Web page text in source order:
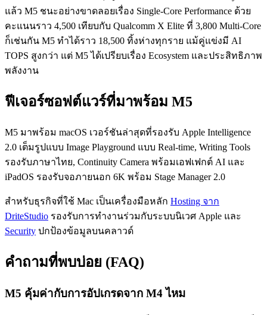
แล้ว M5 ชนะอย่างขาดลอยเรื่อง Single-Core Performance ด้วย
คะแนนราว 4,500 เทียบกับ Qualcomm X Elite ที่ 3,800 Multi-Core
ก็เช่นกัน M5 ทำได้ราว 18,500 ทิ้งห่างทุกราย แม้คู่แข่งมี AI
TOPS สูงกว่า แต่ M5 ได้เปรียบเรื่อง Ecosystem และประสิทธิภาพ
พลังงาน
ฟีเจอร์ซอฟต์แวร์ที่มาพร้อม M5
M5 มาพร้อม macOS เวอร์ชันล่าสุดที่รองรับ Apple Intelligence
2.0 เต็มรูปแบบ Image Playground แบบ Real-time, Writing Tools
รองรับภาษาไทย, Continuity Camera พร้อมเอฟเฟกต์ AI และ
iPadOS รองรับจอภายนอก 6K พร้อม Stage Manager 2.0
สำหรับธุรกิจที่ใช้ Mac เป็นเครื่องมือหลัก Hosting จาก
DriteStudio รองรับการทำงานร่วมกับระบบนิเวศ Apple และ
Security ปกป้องข้อมูลบนคลาวด์
คำถามที่พบบ่อย (FAQ)
M5 คุ้มค่ากับการอัปเกรดจาก M4 ไหม